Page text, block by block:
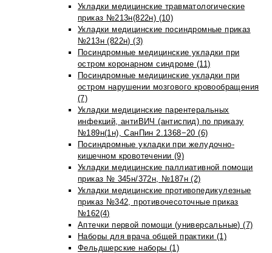
Укладки медицинские травматологические
приказ №213н(822н) (10)
Укладки медицинские посиндромные приказ
№213н (822н) (3)
Посиндромные медицинские укладки при
остром коронарном синдроме (11)
Посиндромные медицинские укладки при
остром нарушении мозгового кровообращения
(7)
Укладки медицинские парентеральных
инфекций, антиВИЧ (антиспид) по приказу
№189н(1н), СанПин 2.1368−20 (6)
Посиндромные укладки при желудочно-
кишечном кровотечении (9)
Укладки медицинские паллиативной помощи
приказ № 345н/372н, №187н (2)
Укладки медицинские противопедикулезные
приказ №342, противочесоточные приказ
№162(4)
Аптечки первой помощи (универсальные) (7)
Наборы для врача общей практики (1)
Фельдшерские наборы (1)